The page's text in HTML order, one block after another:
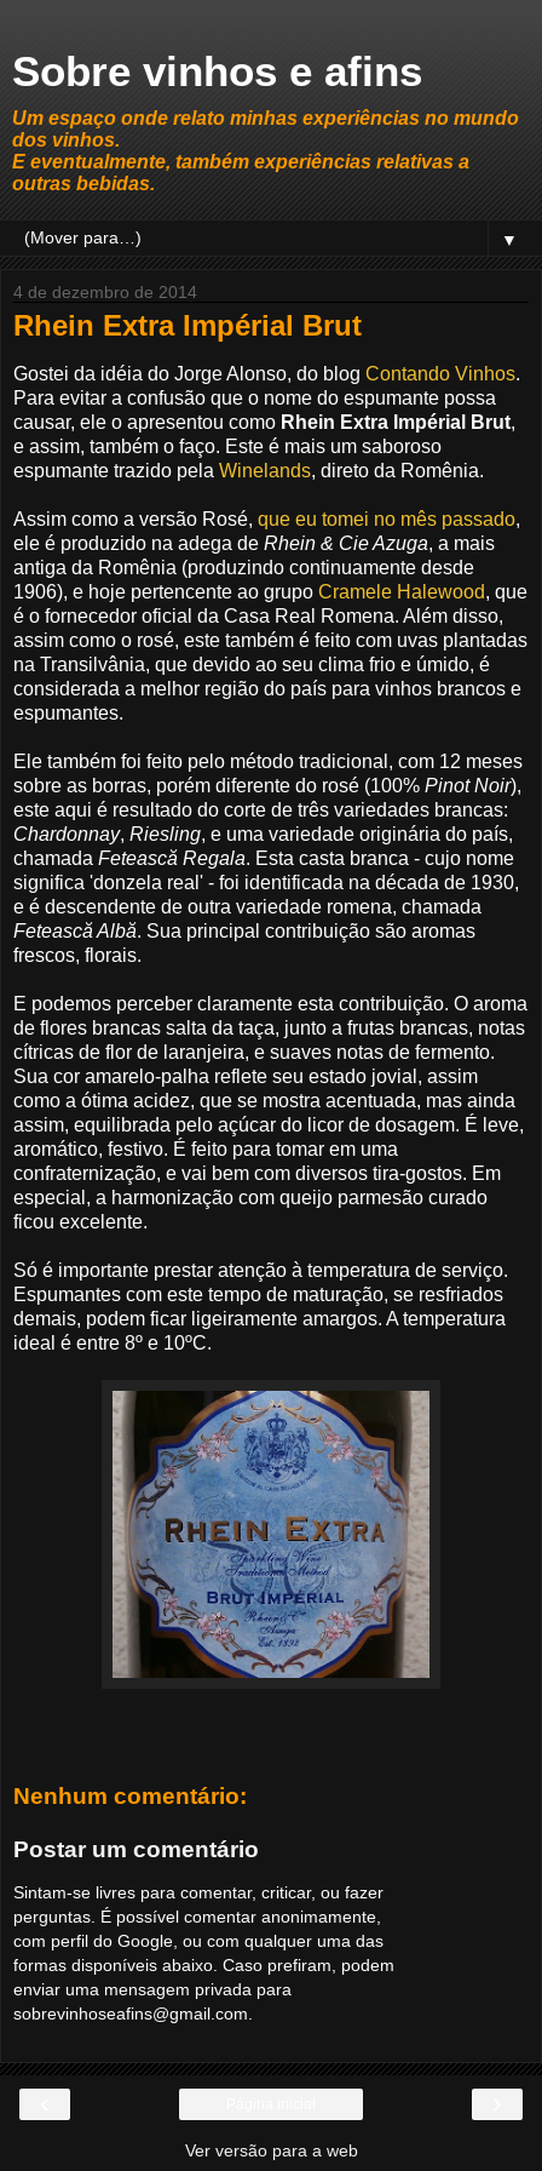
Sobre vinhos e afins
Um espaço onde relato minhas experiências no mundo
dos vinhos.
E eventualmente, também experiências relativas a
outras bebidas.
▼
4 de dezembro de 2014
Rhein Extra Impérial Brut
Gostei da idéia do Jorge Alonso, do blog Contando Vinhos.
Para evitar a confusão que o nome do espumante possa
causar, ele o apresentou como Rhein Extra Impérial Brut,
e assim, também o faço. Este é mais um saboroso
espumante trazido pela Winelands, direto da Romênia.
Assim como a versão Rosé, que eu tomei no mês passado,
ele é produzido na adega de Rhein & Cie Azuga, a mais
antiga da Romênia (produzindo continuamente desde
1906), e hoje pertencente ao grupo Cramele Halewood, que
é o fornecedor oficial da Casa Real Romena. Além disso,
assim como o rosé, este também é feito com uvas plantadas
na Transilvânia, que devido ao seu clima frio e úmido, é
considerada a melhor região do país para vinhos brancos e
espumantes.
Ele também foi feito pelo método tradicional, com 12 meses
sobre as borras, porém diferente do rosé (100% Pinot Noir),
este aqui é resultado do corte de três variedades brancas:
Chardonnay, Riesling, e uma variedade originária do país,
chamada Fetească Regala. Esta casta branca - cujo nome
significa 'donzela real' - foi identificada na década de 1930,
e é descendente de outra variedade romena, chamada
Fetească Albă. Sua principal contribuição são aromas
frescos, florais.
E podemos perceber claramente esta contribuição. O aroma
de flores brancas salta da taça, junto a frutas brancas, notas
cítricas de flor de laranjeira, e suaves notas de fermento.
Sua cor amarelo-palha reflete seu estado jovial, assim
como a ótima acidez, que se mostra acentuada, mas ainda
assim, equilibrada pelo açúcar do licor de dosagem. É leve,
aromático, festivo. É feito para tomar em uma
confraternização, e vai bem com diversos tira-gostos. Em
especial, a harmonização com queijo parmesão curado
ficou excelente.
Só é importante prestar atenção à temperatura de serviço.
Espumantes com este tempo de maturação, se resfriados
demais, podem ficar ligeiramente amargos. A temperatura
ideal é entre 8º e 10ºC.
Nenhum comentário:
Postar um comentário
Sintam-se livres para comentar, criticar, ou fazer
perguntas. É possível comentar anonimamente,
com perfil do Google, ou com qualquer uma das
formas disponíveis abaixo. Caso prefiram, podem
enviar uma mensagem privada para
sobrevinhoseafins@gmail.com.
Ver versão para a web